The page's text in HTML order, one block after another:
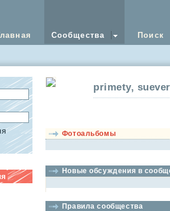
Сообщества Поиск
primety,
Фотоальбомы
Новые обсуждения в
Правила сообщества